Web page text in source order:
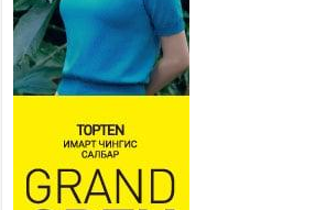
дугуйн замтай байлгах
стандарт мөрдөнө
2026 оны 7 сар 20 / 9 цаг 24 минут
Б.Пүрэвдагва: Хотын төвөөс Бэлх, Сэлх
чиглэлд явахад дугуйн замаар зорчих бүрэн
боломжтой боллоо
2026 оны 7 сар 20 / 9 цаг 20 минут
Хан-Уул дүүрэг, Чингисийн өргөн чөлөөний ус
зайлуулах шугам хоолойн ажил 80 хувьтай